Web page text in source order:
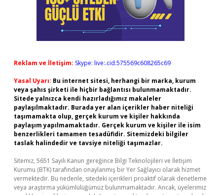
Reklam ve İletişim: Skype: live:.cid.575569c608265c69
Yasal Uyarı: Bu internet sitesi, herhangi bir marka, kurum
veya şahıs şirketi ile hiçbir bağlantısı bulunmamaktadır.
Sitede yalnızca kendi hazırladığımız makaleler
paylaşılmaktadır. Burada yer alan içerikler haber niteliği
taşımamakta olup, gerçek kurum ve kişiler hakkında
paylaşım yapılmamaktadır. Gerçek kurum ve kişiler ile isim
benzerlikleri tamamen tesadüfidir. Sitemizdeki bilgiler
taslak halindedir ve tavsiye niteliği taşımazlar.
Sitemiz, 5651 Sayılı Kanun gereğince Bilgi Teknolojileri ve İletişim
Kurumu (BTK) tarafından onaylanmış bir Yer Sağlayıcı olarak hizmet
vermektedir. Bu nedenle, sitedeki içerikleri proaktif olarak denetleme
veya araştırma yükümlülüğümüz bulunmamaktadır. Ancak, üyelerimiz